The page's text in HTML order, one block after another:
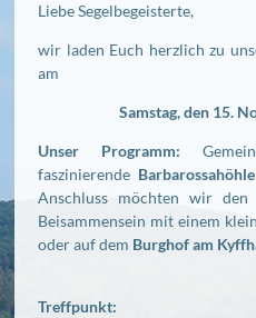
Liebe Segelbegeisterte,
wir laden Euch herzlich zu
am
Samstag, den 15.
Unser Programm:
faszinierende
Anschluss möchten wir den
Beisammensein mit einem
oder auf dem Burghof am
Treffpunkt: